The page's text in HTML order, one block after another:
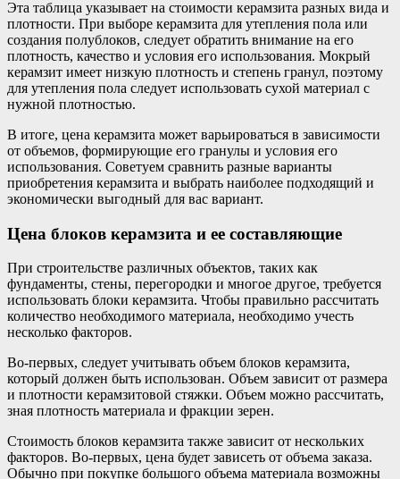
Эта таблица указывает на стоимости керамзита разных вида и
плотности. При выборе керамзита для утепления пола или
создания полублоков, следует обратить внимание на его
плотность, качество и условия его использования. Мокрый
керамзит имеет низкую плотность и степень гранул, поэтому
для утепления пола следует использовать сухой материал с
нужной плотностью.
В итоге, цена керамзита может варьироваться в зависимости
от объемов, формирующие его гранулы и условия его
использования. Советуем сравнить разные варианты
приобретения керамзита и выбрать наиболее подходящий и
экономически выгодный для вас вариант.
Цена блоков керамзита и ее составляющие
При строительстве различных объектов, таких как
фундаменты, стены, перегородки и многое другое, требуется
использовать блоки керамзита. Чтобы правильно рассчитать
количество необходимого материала, необходимо учесть
несколько факторов.
Во-первых, следует учитывать объем блоков керамзита,
который должен быть использован. Объем зависит от размера
и плотности керамзитовой стяжки. Объем можно рассчитать,
зная плотность материала и фракции зерен.
Стоимость блоков керамзита также зависит от нескольких
факторов. Во-первых, цена будет зависеть от объема заказа.
Обычно при покупке большого объема материала возможны